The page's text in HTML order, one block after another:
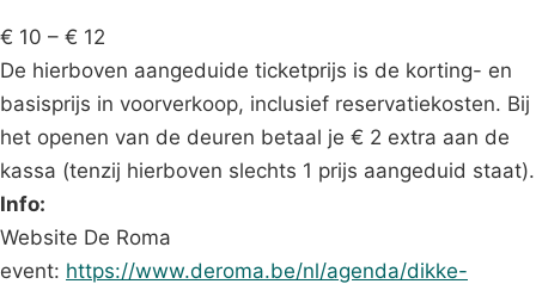
€ 10 – € 12
De hierboven aangeduide ticketprijs is de korting- en
basisprijs in voorverkoop, inclusief reservatiekosten. Bij
het openen van de deuren betaal je € 2 extra aan de
kassa (tenzij hierboven slechts 1 prijs aangeduid staat).
Info:
Website De Roma
event: https://www.deroma.be/nl/agenda/dikke-